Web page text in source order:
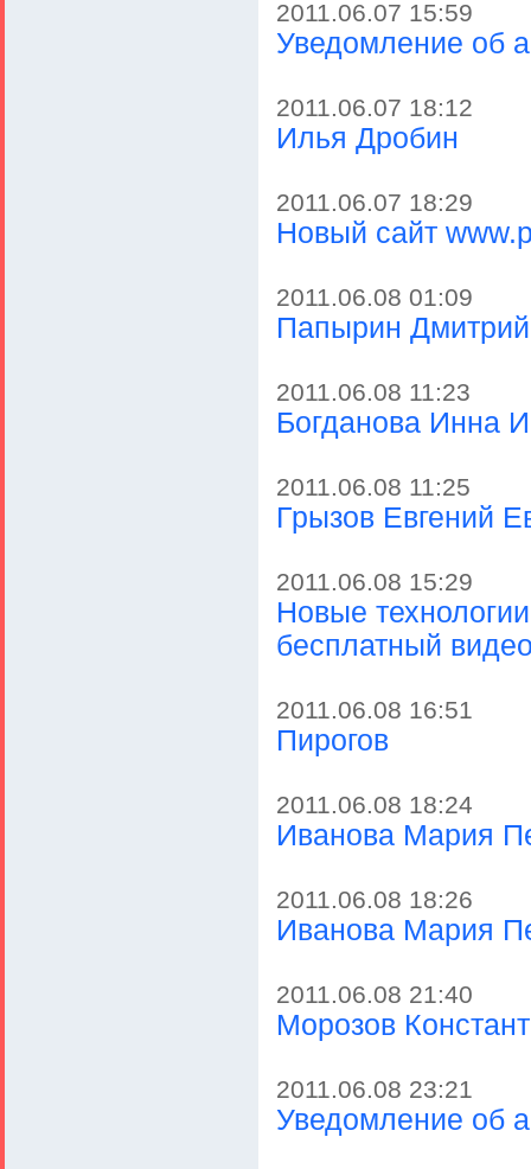
2011.06.07 15:59
Уведомление об
2011.06.07 18:12
Илья Дробин
2011.06.07 18:29
Новый сайт
2011.06.08 01:09
Папырин Дмитрий
2011.06.08 11:23
Богданова Инна
2011.06.08 11:25
Грызов Евгений
2011.06.08 15:29
Новые
бесплатный
2011.06.08 16:51
Пирогов
2011.06.08 18:24
Иванова Мария
2011.06.08 18:26
Иванова Мария
2011.06.08 21:40
Морозов
2011.06.08 23:21
Уведомление об